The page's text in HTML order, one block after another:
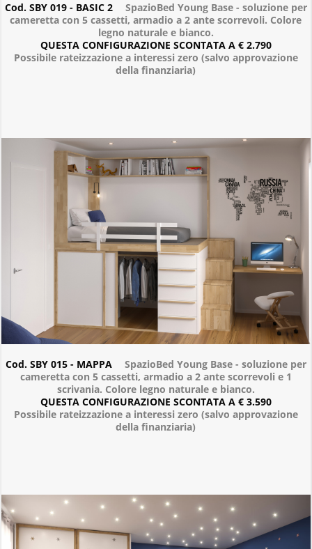
Cod. SBY 019 - BASIC 2SpazioBed Young Base - soluzione per
cameretta con 5 cassetti, armadio a 2 ante scorrevoli. Colore
legno naturale e bianco.
QUESTA CONFIGURAZIONE SCONTATA A € 2.790
Possibile rateizzazione a interessi zero (salvo approvazione
della finanziaria)
Cod. SBY 015 - MAPPASpazioBed Young Base - soluzione per
cameretta con 5 cassetti, armadio a 2 ante scorrevoli e 1
scrivania. Colore legno naturale e bianco.
QUESTA CONFIGURAZIONE SCONTATA A € 3.590
Possibile rateizzazione a interessi zero (salvo approvazione
della finanziaria)